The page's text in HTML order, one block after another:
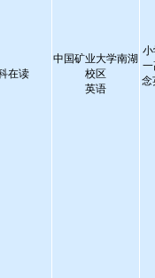
在读
中国矿业大学南湖
校区
英语
小
一
念